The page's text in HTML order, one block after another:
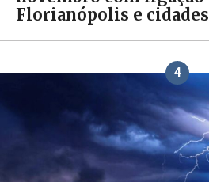
Florianópolis e
4